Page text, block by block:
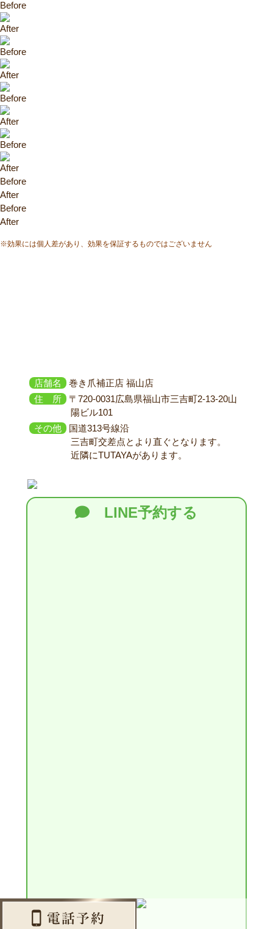
Before
After
Before
After
Before
After
Before
After
Before
After
Before
After
※効果には個人差があり、効果を保証するものではございません
店舗名
巻き爪補正店 福山店
住 所
〒720-0031広島県福山市三吉町2-13-20山
陽ビル101
その他
国道313号線沿
三吉町交差点とより直ぐとなります。
近隣にTUTAYAがあります。
LINE予約する